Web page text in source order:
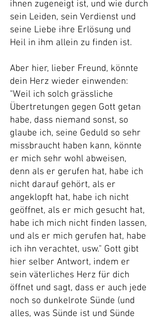
ihnen zugeneigt ist, und wie durch
sein Leiden, sein Verdienst und
seine Liebe ihre Erlösung und
Heil in ihm allein zu finden ist.
Aber hier, lieber Freund, könnte
dein Herz wieder einwenden:
"Weil ich solch grässliche
Übertretungen gegen Gott getan
habe, dass niemand sonst, so
glaube ich, seine Geduld so sehr
missbraucht haben kann, könnte
er mich sehr wohl abweisen,
denn als er gerufen hat, habe ich
nicht darauf gehört, als er
angeklopft hat, habe ich nicht
geöffnet, als er mich gesucht hat,
habe ich mich nicht finden lassen,
und als er mich gerufen hat, habe
ich ihn verachtet, usw." Gott gibt
hier selber Antwort, indem er
sein väterliches Herz für dich
öffnet und sagt, dass er auch jede
noch so dunkelrote Sünde (und
alles, was Sünde ist und Sünde